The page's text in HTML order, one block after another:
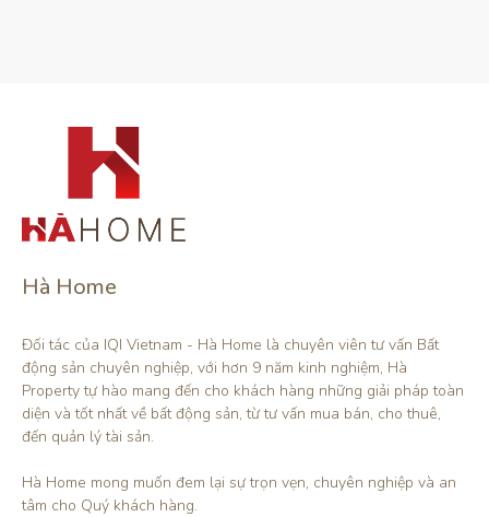
Hà Home
Đối tác của IQI Vietnam - Hà Home là chuyên viên tư vấn Bất
động sản chuyên nghiệp, với hơn 9 năm kinh nghiệm, Hà
Property tự hào mang đến cho khách hàng những giải pháp toàn
diện và tốt nhất về bất động sản, từ tư vấn mua bán, cho thuê,
đến quản lý tài sản.
Hà Home mong muốn đem lại sự trọn vẹn, chuyên nghiệp và an
tâm cho Quý khách hàng.